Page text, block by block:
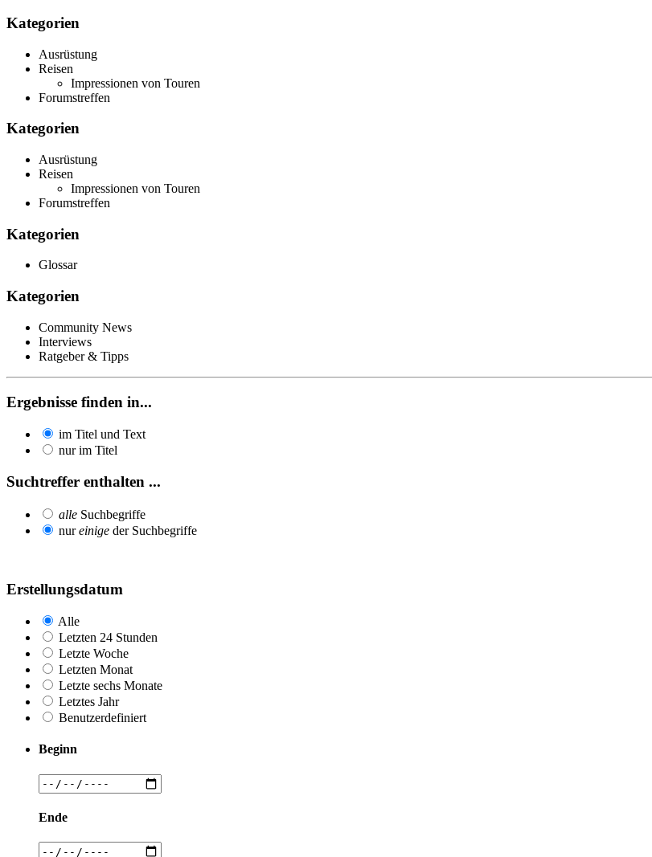
Kategorien
Ausrüstung
Reisen
Impressionen von Touren
Forumstreffen
Kategorien
Ausrüstung
Reisen
Impressionen von Touren
Forumstreffen
Kategorien
Glossar
Kategorien
Community News
Interviews
Ratgeber & Tipps
Ergebnisse finden in...
im Titel und Text
nur im Titel
Suchtreffer enthalten ...
alle Suchbegriffe
nureinige der Suchbegriffe
Erstellungsdatum
Alle
Letzten 24 Stunden
Letzte Woche
Letzten Monat
Letzte sechs Monate
Letztes Jahr
Benutzerdefiniert
Beginn
Ende